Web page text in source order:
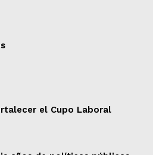
el Cupo Laboral